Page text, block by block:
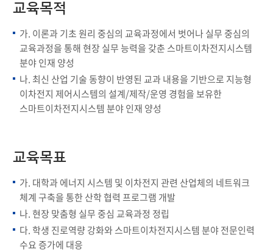
교육목적
가. 이론과 기초 원리 중심의 교육과정에서 벗어나 실무 중심의
교육과정을 통해 현장 실무 능력을 갖춘 스마트이차전지시스템
분야 인재 양성
나. 최신 산업 기술 동향이 반영된 교과 내용을 기반으로 지능형
이차전지 제어시스템의 설계/제작/운영 경험을 보유한
스마트이차전지시스템 분야 인재 양성
교육목표
가. 대학과 에너지 시스템 및 이차전지 관련 산업체의 네트워크
체계 구축을 통한 산학 협력 프로그램 개발
나. 현장 맞춤형 실무 중심 교육과정 정립
다. 학생 진로역량 강화와 스마트이차전지시스템 분야 전문인력
수요 증가에 대응